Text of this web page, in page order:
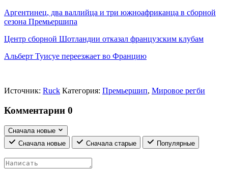
Аргентинец, два валлийца и три южноафриканца в сборной
сезона Премьершипа
Центр сборной Шотландии отказал французским клубам
Альберт Туисуе переезжает во Францию
Источник: Ruck Категория: Премьершип, Мировое регби
Комментарии 0
Сначала новые
Сначала новые
Сначала старые Популярные